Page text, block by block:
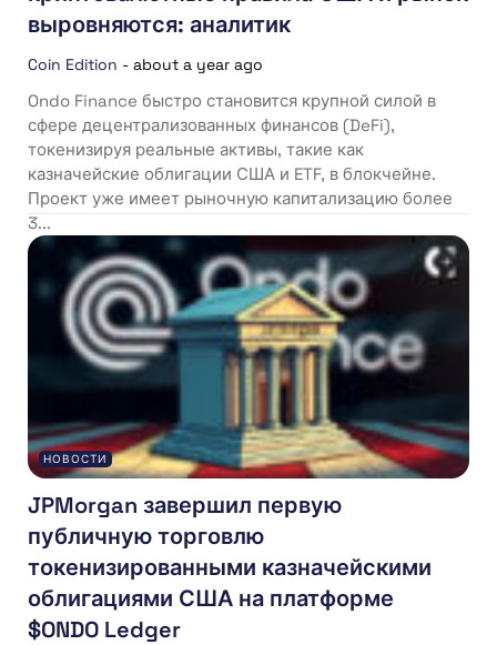
выровняются: аналитик
Coin Edition - about a year ago
Ondo Finance быстро становится крупной силой в
сфере децентрализованных финансов (DeFi),
токенизируя реальные активы, такие как
казначейские облигации США и ETF, в блокчейне.
Проект уже имеет рыночную капитализацию более
3...
НОВОСТИ
JPMorgan завершил первую
публичную торговлю
токенизированными казначейскими
облигациями США на платформе
$ONDO Ledger